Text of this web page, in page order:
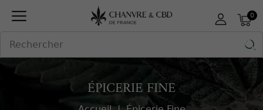
0

ÉPICERIE FINE
Panneau de gestion des cookies